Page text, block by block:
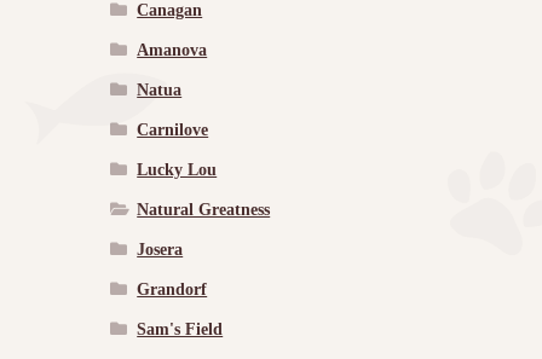
Canagan
Amanova
Natua
Carnilove
Lucky Lou
Natural Greatness
Josera
Grandorf
Sam's Field